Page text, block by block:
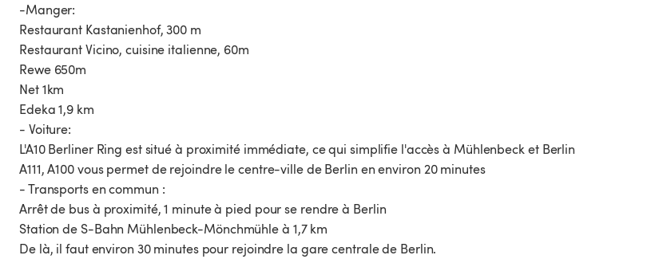
-Manger:
Restaurant Kastanienhof, 300 m
Restaurant Vicino, cuisine italienne, 60m
Rewe 650m
Net 1km
Edeka 1,9 km
- Voiture:
L'A10 Berliner Ring est situé à proximité immédiate, ce qui simplifie l'accès à Mühlenbeck et Berlin
A111, A100 vous permet de rejoindre le centre-ville de Berlin en environ 20 minutes
- Transports en commun :
Arrêt de bus à proximité, 1 minute à pied pour se rendre à Berlin
Station de S-Bahn Mühlenbeck-Mönchmühle à 1,7 km
De là, il faut environ 30 minutes pour rejoindre la gare centrale de Berlin.